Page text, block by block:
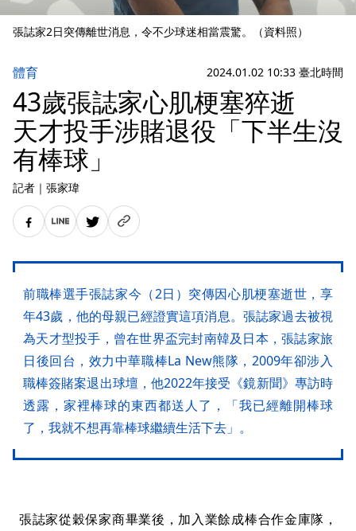
張誌家2日突傳離世消息，令不少球迷相當震驚。（資料照）
體育 2024.01.02 10:33 臺北時間
43歲張誌家心肌梗塞猝逝
天才投手涉賭退役「下半生沒
有棒球」
記者 ｜ 張家瑋
前職棒選手張誌家今（2日）突傳因心肌梗塞逝世，享
年43歲，他的母親已經證實這項消息。張誌家過去被視
為天才型投手，曾在世界盃完封南韓及日本，張誌家旅
日後回台，效力中華職棒La New熊隊，2009年卻涉入
職棒簽賭案退出球壇，他2022年接受《鏡新聞》專訪時
透露，家裡棒球的東西都送人了，「我已經離開棒球
了，我就不想再靠棒球繼續生活下去」。
張誌家從穀保家商畢業後，加入業餘成棒合作金庫隊，